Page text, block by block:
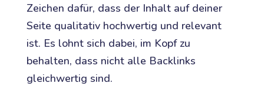
Zeichen dafür, dass der Inhalt auf deiner
Seite qualitativ hochwertig und relevant
ist. Es lohnt sich dabei, im Kopf zu
behalten, dass nicht alle Backlinks
gleichwertig sind.